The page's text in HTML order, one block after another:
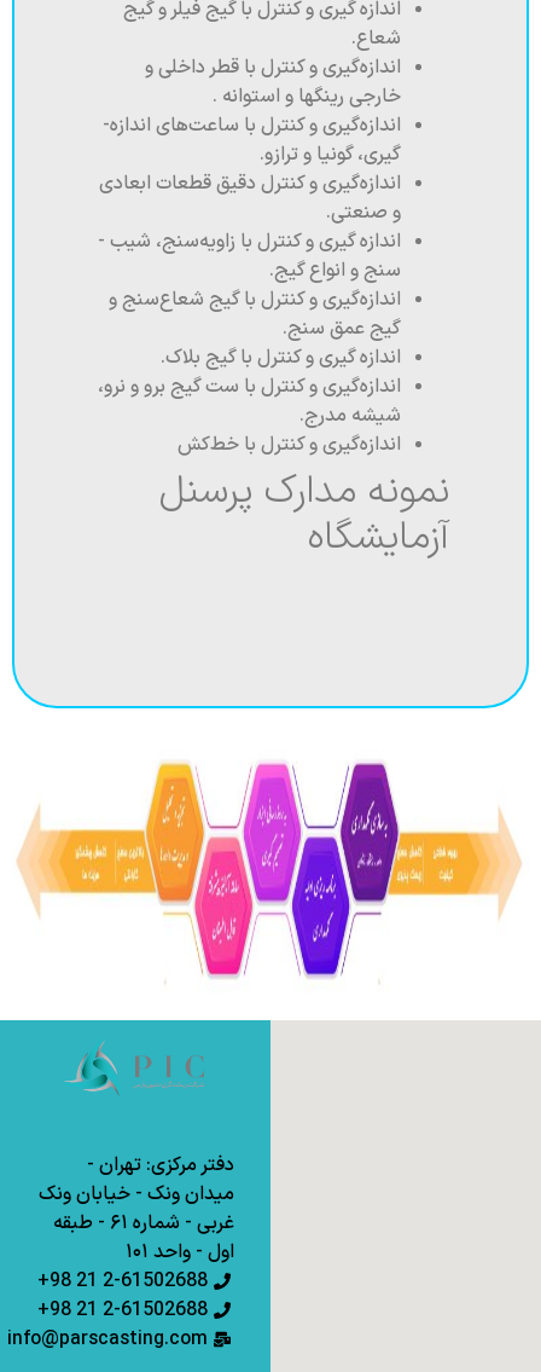
اندازه ­گیری و کنترل با گیج فیلر و گیج
شعاع.
اندازه‌­گیری و کنترل با قطر داخلی و
خارجی رینگها و استوانه .
اندازه‌­گیری و کنترل با ساعت‌های اندازه‌­
گیری، گونیا و ترازو.
اندازه‌گیری و کنترل دقیق قطعات ابعادی
و صنعتی.
انداز‌ه‌ ­گیری و کنترل با زاویه‌سنج، شیب ­
سنج و انواع گیج.
اندازه‌گیری و کنترل با گیج شعاع‌سنج و
گیج عمق سنج.
اندازه ­گیری و کنترل با گیج بلاک.
اندازه­‌گیری و کنترل با ست گیج برو و نرو،
شیشه مدرج.
اندازه‌گیری و کنترل با خط­‌کش
نمونه مدارک پرسنل
آزمایشگاه
دفتر مرکزی: تهران -
میدان ونک - خیابان ونک
غربی - شماره ۶۱ - طبقه
اول - واحد ۱۰۱
2-61502688 21 98+
2-61502688 21 98+
info@parscasting.com